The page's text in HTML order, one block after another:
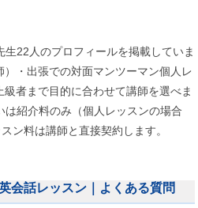
22人のプロフィールを掲載していま
・出張での対面マンツーマン個人レ
者まで目的に合わせて講師を選べま
紹介料のみ（個人レッスンの場合
ン料は講師と直接契約します。
会話レッスン｜よくある質問